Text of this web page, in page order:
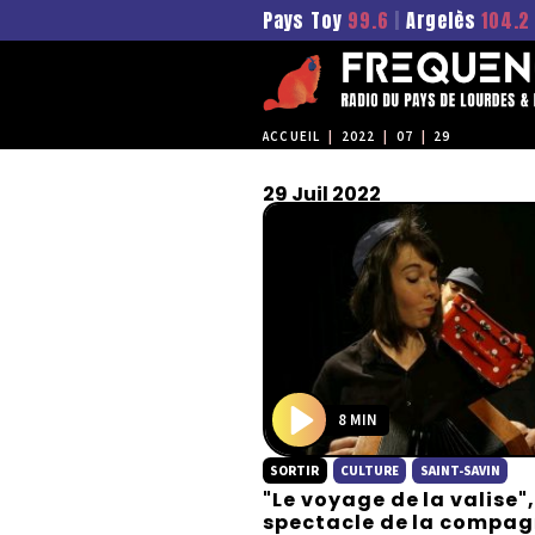
Pays Toy 99.6 | Argelès104.2
ACCUEIL | 2022 | 07 | 29
29 Juil 2022
P
l
a
8 MIN
SORTIR CULTURE SAINT-SAVIN
"Le voyage de la
spectacle de la